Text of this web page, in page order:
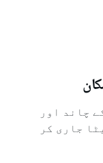
چاند اور
جاری کر